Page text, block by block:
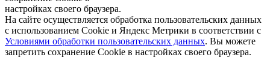
настройках своего браузера.
На сайте осуществляется обработка пользовательских данных
с использованием Cookie и Яндекс Метрики в соответствии с
Условиями обработки пользовательских данных. Вы можете
запретить сохранение Cookie в настройках своего браузера.